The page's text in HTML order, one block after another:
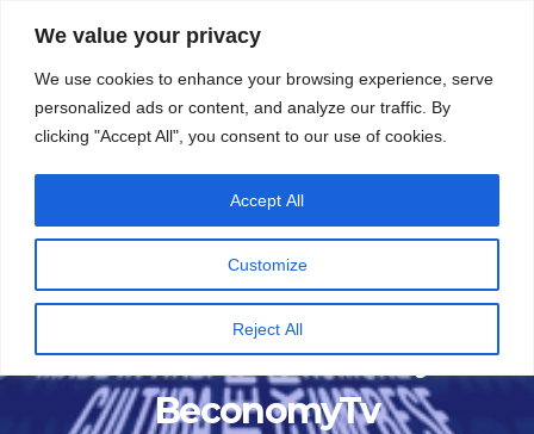
We value your privacy
We use cookies to enhance your browsing experience, serve
personalized ads or content, and analyze our traffic. By
clicking "Accept All", you consent to our use of cookies.
Customize
Reject All
Accept All
contenuto
5 Agosto 2026
BeconomyTv